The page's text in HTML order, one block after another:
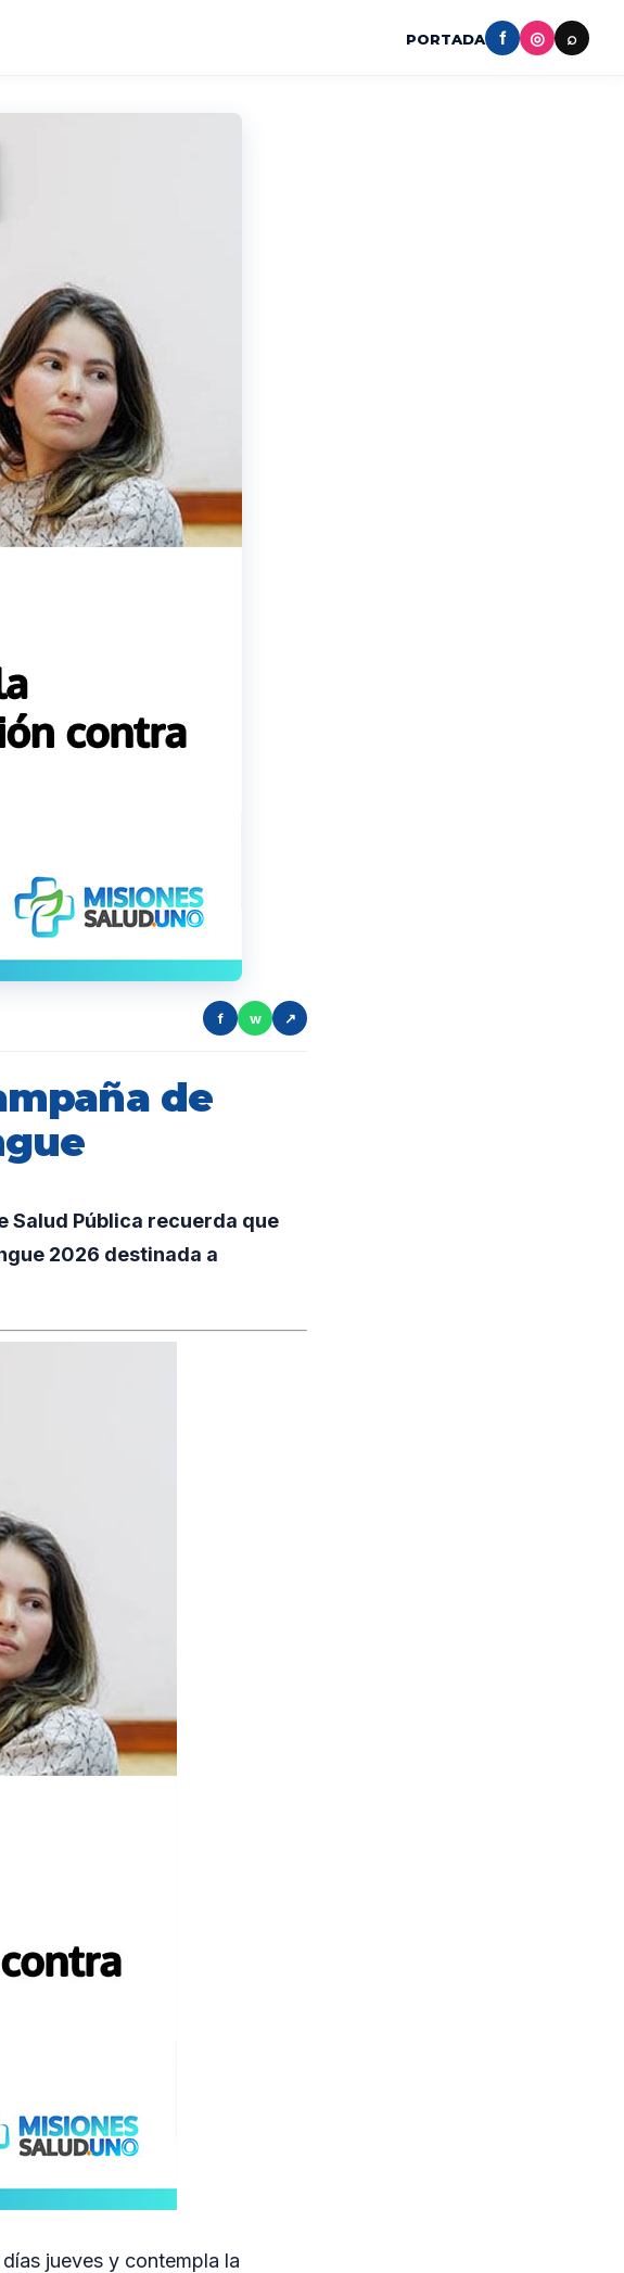
PORTADA f ◎ ⌕
f w ↗
de
Salud Pública recuerda que
2026 destinada a
jueves y contempla la